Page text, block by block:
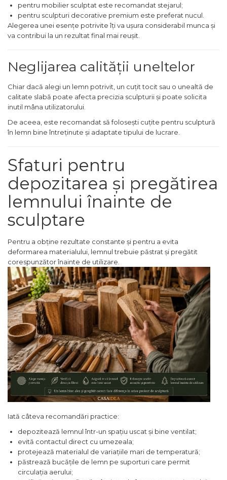
Unelte & utilaje constructii
Mai compactor
Placa compactoare
Roabe
Masina de Amestecat
Lichidare stoc
pentru mobilier sculptat este recomandat stejarul;
pentru sculpturi decorative premium este preferat nucul.
Alegerea unei esențe potrivite îți va ușura considerabil munca și
va contribui la un rezultat final mai reușit.
Neglijarea calității uneltelor
Chiar dacă alegi un lemn potrivit, un cuțit tocit sau o unealtă de
calitate slabă poate afecta precizia sculpturii și poate solicita
inutil mâna utilizatorului.
De aceea, este recomandat să folosești cuțite pentru sculptură
în lemn bine întreținute și adaptate tipului de lucrare.
Sfaturi pentru
depozitarea și pregătirea
lemnului înainte de
sculptare
Pentru a obține rezultate constante și pentru a evita
deformarea materialului, lemnul trebuie păstrat și pregătit
corespunzător înainte de utilizare.
Iată câteva recomandări practice:
depozitează lemnul într-un spațiu uscat și bine ventilat;
evită contactul direct cu umezeala;
protejează materialul de variațiile mari de temperatură;
păstrează bucățile de lemn pe suporturi care permit
circulația aerului;